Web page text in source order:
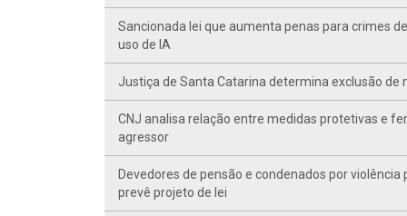
Sancionada lei que aumenta penas para crimes
uso de IA
Justiça de Santa Catarina determina exclusão
CNJ analisa relação entre medidas protetivas e
agressor
Devedores de pensão e condenados por
prevê projeto de lei